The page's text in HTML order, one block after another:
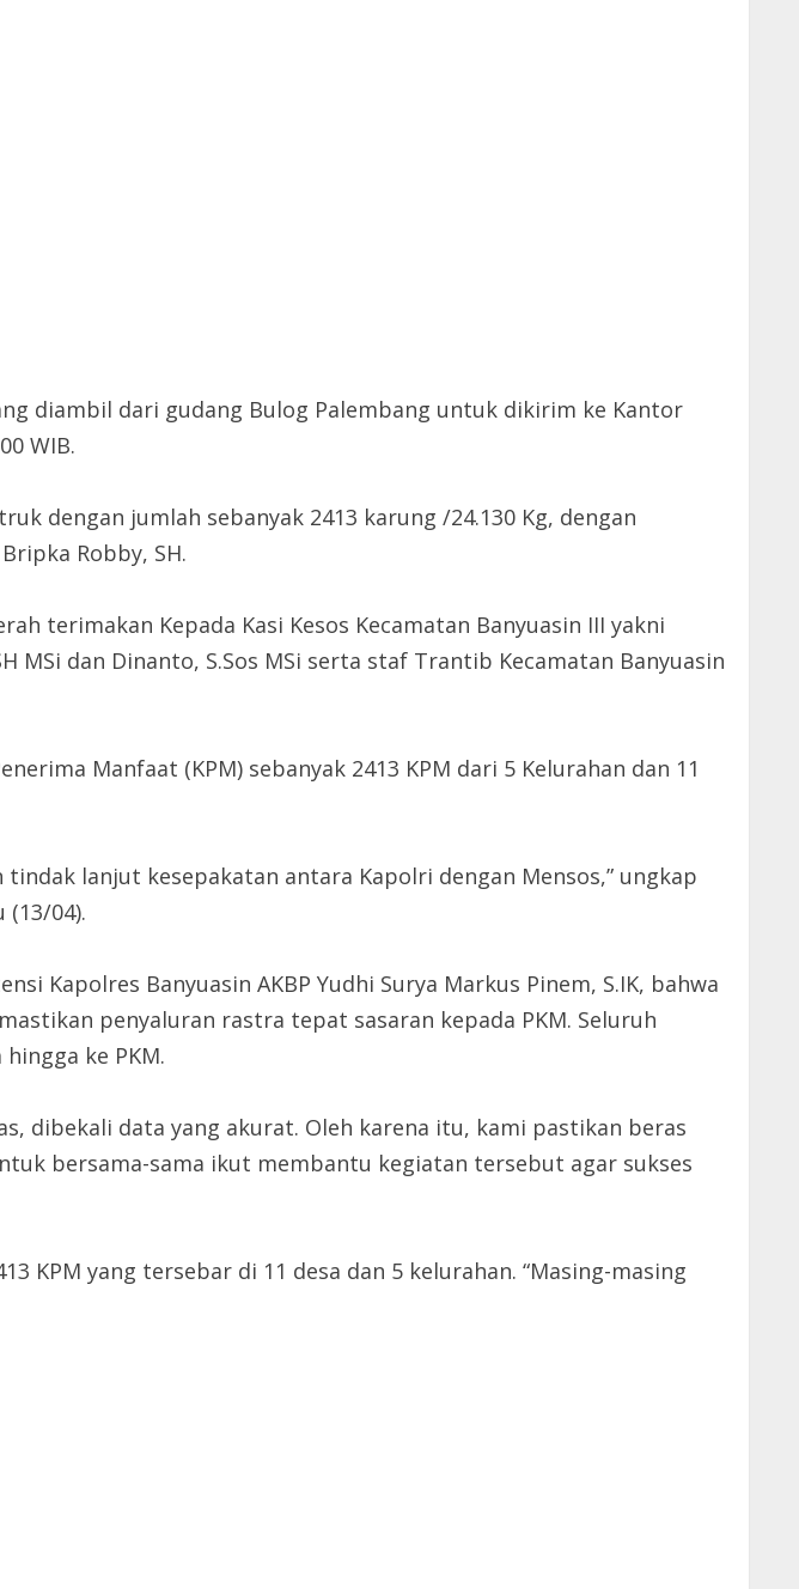
diambil dari gudang Bulog Palembang untuk dikirim ke Kantor
WIB.
dengan jumlah sebanyak 2413 karung /24.130 Kg, dengan
Robby, SH.
terimakan Kepada Kasi Kesos Kecamatan Banyuasin III yakni
dan Dinanto, S.Sos MSi serta staf Trantib Kecamatan Banyuasin
Manfaat (KPM) sebanyak 2413 KPM dari 5 Kelurahan dan 11
lanjut kesepakatan antara Kapolri dengan Mensos,” ungkap
(13/04).
Kapolres Banyuasin AKBP Yudhi Surya Markus Pinem, S.IK, bahwa
penyaluran rastra tepat sasaran kepada PKM. Seluruh
ke PKM.
dibekali data yang akurat. Oleh karena itu, kami pastikan beras
bersama-sama ikut membantu kegiatan tersebut agar sukses
KPM yang tersebar di 11 desa dan 5 kelurahan. “Masing-masing